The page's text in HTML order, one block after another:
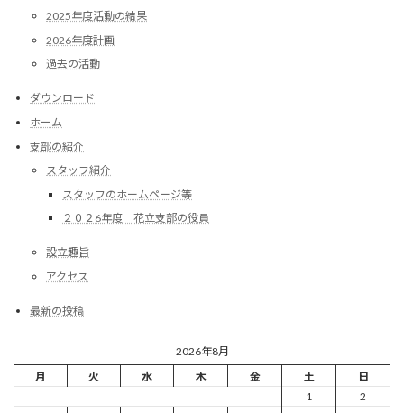
2025年度活動の結果
2026年度計画
過去の活動
ダウンロード
ホーム
支部の紹介
スタッフ紹介
スタッフのホームページ等
２０２6年度 花立支部の役員
設立趣旨
アクセス
最新の投稿
2026年8月
月
火 水 木 金 土
日
1
2